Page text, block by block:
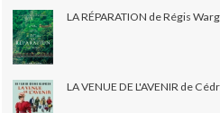
LA RÉPARATION de Régis
LA VENUE DE L'AVENIR de